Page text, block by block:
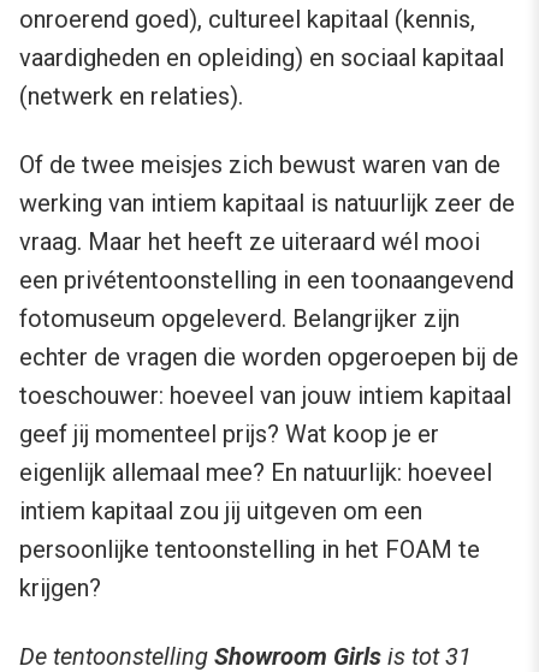
onroerend goed), cultureel kapitaal (kennis,
vaardigheden en opleiding) en sociaal kapitaal
(netwerk en relaties).
Of de twee meisjes zich bewust waren van de
werking van intiem kapitaal is natuurlijk zeer de
vraag. Maar het heeft ze uiteraard wél mooi
een privétentoonstelling in een toonaangevend
fotomuseum opgeleverd. Belangrijker zijn
echter de vragen die worden opgeroepen bij de
toeschouwer: hoeveel van jouw intiem kapitaal
geef jij momenteel prijs? Wat koop je er
eigenlijk allemaal mee? En natuurlijk: hoeveel
intiem kapitaal zou jij uitgeven om een
persoonlijke tentoonstelling in het FOAM te
krijgen?
De tentoonstelling Showroom Girls is tot 31